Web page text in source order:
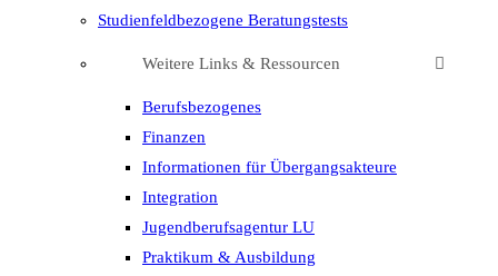
Studienfeldbezogene Beratungstests
Weitere Links & Ressourcen
Berufsbezogenes
Finanzen
Informationen für Übergangsakteure
Integration
Jugendberufsagentur LU
Praktikum & Ausbildung